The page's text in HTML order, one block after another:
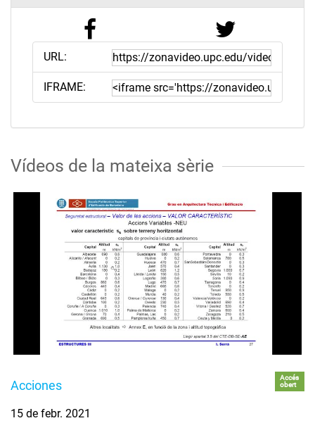
URL:
IFRAME:
Vídeos de la mateixa sèrie
Acciones
Accés
obert
15 de febr. 2021